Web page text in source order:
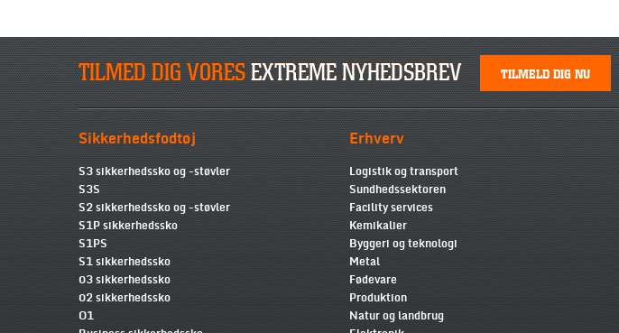
TILMED DIG VORESEXTREME NYHEDSBREV TILMELD DIG NU
Sikkerhedsfodtøj
S3 sikkerhedssko og -støvler
S3S
S2 sikkerhedssko og -støvler
S1P sikkerhedssko
S1PS
S1 sikkerhedssko
03 sikkerhedssko
02 sikkerhedssko
O1
Erhverv
Logistik og transport
Sundhedssektoren
Facility services
Kemikalier
Byggeri og teknologi
Metal
Fødevare
Produktion
Natur og landbrug